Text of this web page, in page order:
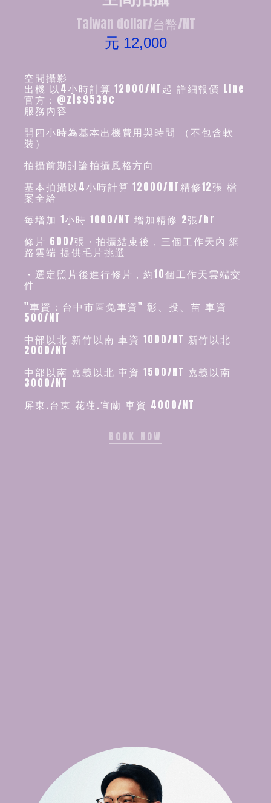
Taiwan dollar/台幣/NT
元 12,000
空間攝影
出機 以4小時計算 12000/NT起 詳細報價 Line
官方：@zis9539c
服務內容
開四小時為基本出機費用與時間 （不包含軟
裝）
拍攝前期討論拍攝風格方向
基本拍攝以4小時計算 12000/NT精修12張 檔
案全給
每增加 1小時 1000/NT 增加精修 2張/hr
修片 600/張・拍攝結束後，三個工作天內 網
路雲端 提供毛片挑選
・選定照片後進行修片，約10個工作天雲端交
件
"車資：台中市區免車資" 彰、投、苗 車資
500/NT
中部以北 新竹以南 車資 1000/NT 新竹以北
2000/NT
中部以南 嘉義以北 車資 1500/NT 嘉義以南
3000/NT
屏東.台東 花蓮.宜蘭 車資 4000/NT
BOOK NOW